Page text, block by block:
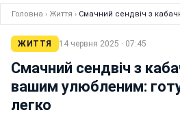
Головна › Життя › Смачний сендвіч з
ЖИТТЯ 14 червня 2025 · 07:45
Смачний сендвіч з
вашим улюбленим:
легко